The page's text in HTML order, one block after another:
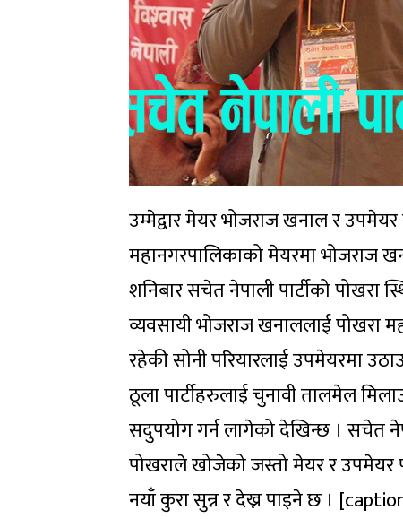
उम्मेद्वार मेयर भोजराज खनाल र
महानगरपालिकाको मेयरमा भोजराज
शनिबार सचेत नेपाली पार्टीको पोखरा
व्यवसायी भोजराज खनाललाई पोखरा
रहेकी सोनी परियारलाई उपमेयरमा
ठूला पार्टीहरुलाई चुनावी तालमेल
सदुपयोग गर्न लागेको देखिन्छ । सचेत
पोखराले खोजेको जस्तो मेयर र उपमेयर
नयाँ कुरा सुन्न र देख्न पाइने छ ।